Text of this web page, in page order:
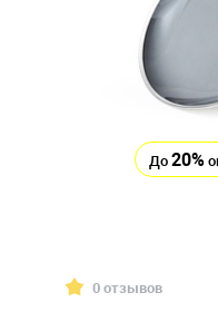
До 20%
0 отзывов